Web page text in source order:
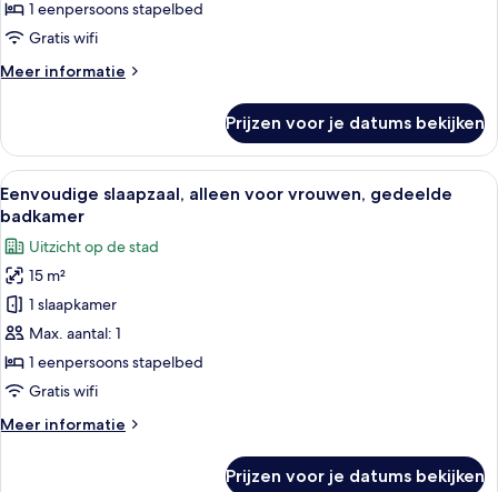
gedeelde
badkamer
(Single
Bed
6-
Bed)
laden
1 eenpersoons stapelbed
Gratis wifi
Meer informatie
Meer
gemengde
slaapzaal,
gedeelde
badkamer
Bed
in
6-
Bed)
Prijzen voor je datums bekijken
Alle
foto's
voor
Eenvoudige
slaapzaal,
alleen
voor
vrouwen,
gedeelde
laden
Een slaapkamer met een stapelbed,
5
Eenvoudige slaapzaal, alleen voor vrouwen, gedeelde
badkamer
Uitzicht op de stad
15 m²
1 slaapkamer
Max. aantal: 1
1 eenpersoons stapelbed
Gratis wifi
Meer informatie
Meer
Prijzen voor je datums bekijken